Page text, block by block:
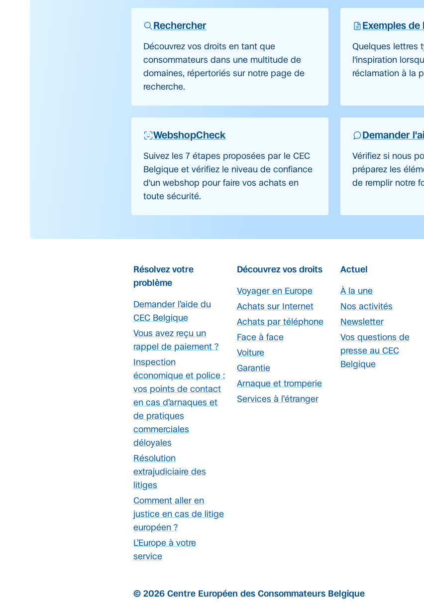
Rechercher
Découvrez vos droits en tant que
consommateurs dans une multitude de
domaines, répertoriés sur notre page de
recherche.
Exemples de
Quelques lettres
l'inspiration
réclamation à la
WebshopCheck
Suivez les 7 étapes proposées par le CEC
Belgique et vérifiez le niveau de confiance
d'un webshop pour faire vos achats en
toute sécurité.
Demander
Vérifiez si nous
préparez les
de remplir notre
Résolvez votre
problème
Demander l’aide du
CEC Belgique
Vous avez reçu un
rappel de paiement ?
Inspection
économique et police :
vos points de contact
en cas d’arnaques et
de pratiques
commerciales
déloyales
Résolution
extrajudiciaire des
litiges
Comment aller en
justice en cas de litige
européen ?
L’Europe à votre
service
Découvrez vos droits
Voyager en Europe
Achats sur Internet
Achats par téléphone
Face à face
Voiture
Garantie
Arnaque et tromperie
Services à l’étranger
Actuel
À la une
Nos activités
Newsletter
Vos questions de
presse au CEC
Belgique
© 2026 Centre Européen des Consommateurs Belgique